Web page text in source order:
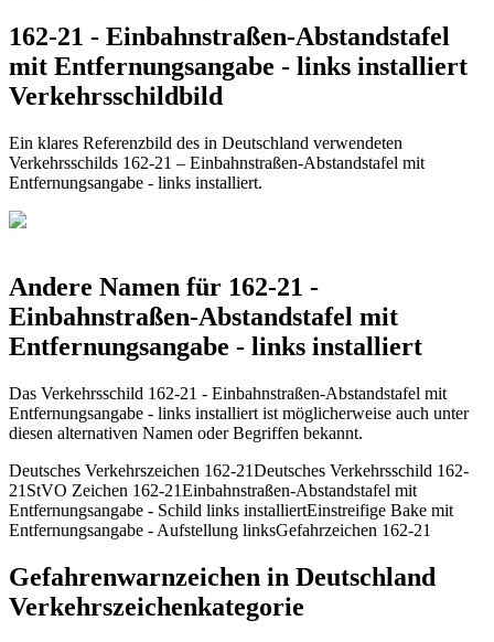
162-21 - Einbahnstraßen-Abstandstafel
mit Entfernungsangabe - links installiert
Verkehrsschildbild
Ein klares Referenzbild des in Deutschland verwendeten
Verkehrsschilds 162-21 – Einbahnstraßen-Abstandstafel mit
Entfernungsangabe - links installiert.
Andere Namen für 162-21 -
Einbahnstraßen-Abstandstafel mit
Entfernungsangabe - links installiert
Das Verkehrsschild 162-21 - Einbahnstraßen-Abstandstafel mit
Entfernungsangabe - links installiert ist möglicherweise auch unter
diesen alternativen Namen oder Begriffen bekannt.
Deutsches Verkehrszeichen 162-21Deutsches Verkehrsschild 162-
21 StVO Zeichen 162-21Einbahnstraßen-Abstandstafel mit
Entfernungsangabe - Schild links installiertEinstreifige Bake mit
Entfernungsangabe - Aufstellung linksGefahrzeichen 162-21
Gefahrenwarnzeichen in Deutschland
Verkehrszeichenkategorie